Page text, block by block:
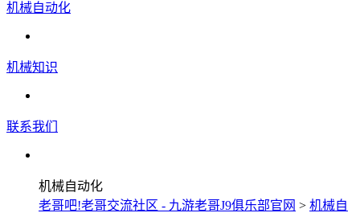
机械自动化
机械知识
联系我们
机械自动化
老哥吧!老哥交流社区 - 九游老哥J9俱乐部官网 > 机械自